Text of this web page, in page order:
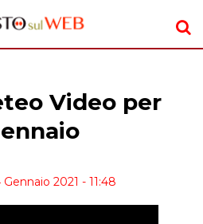
Video per
2021 - 11:48